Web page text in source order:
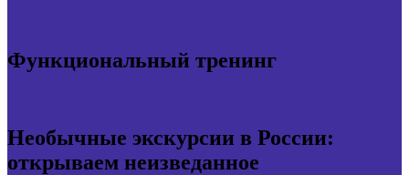
Функциональный тренинг
Необычные экскурсии в России:
открываем неизведанное